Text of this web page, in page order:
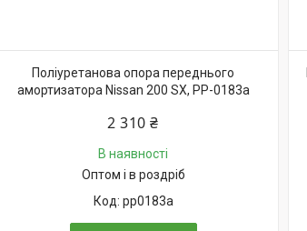
Поліуретанова опора переднього
амортизатора Nissan 200 SX, PP-0183a
2 310 ₴
В наявності
Оптом і в роздріб
pp0183a